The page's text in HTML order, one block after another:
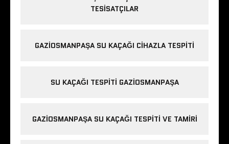
TESISATÇILAR
GAZIOSMANPAŞA SU KAÇAĞI CIHAZLA TESPITI
SU KAÇAĞI TESPITI GAZIOSMANPAŞA
GAZIOSMANPAŞA SU KAÇAĞI TESPITI VE TAMIRI